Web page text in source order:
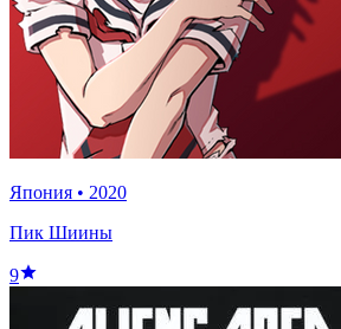
Япония • 2020
Пик Шиины
9